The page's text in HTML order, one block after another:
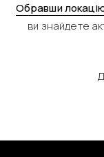
Обравши
ви знайдете